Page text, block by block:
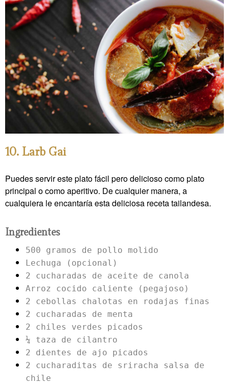
10. Larb Gai
Puedes servir este plato fácil pero delicioso como plato
principal o como aperitivo. De cualquier manera, a
cualquiera le encantaría esta deliciosa receta tailandesa.
Ingredientes
500 gramos de pollo molido
Lechuga (opcional)
2 cucharadas de aceite de canola
Arroz cocido caliente (pegajoso)
2 cebollas chalotas en rodajas finas
2 cucharadas de menta
2 chiles verdes picados
¼ taza de cilantro
2 dientes de ajo picados
2 cucharaditas de sriracha salsa de
chile